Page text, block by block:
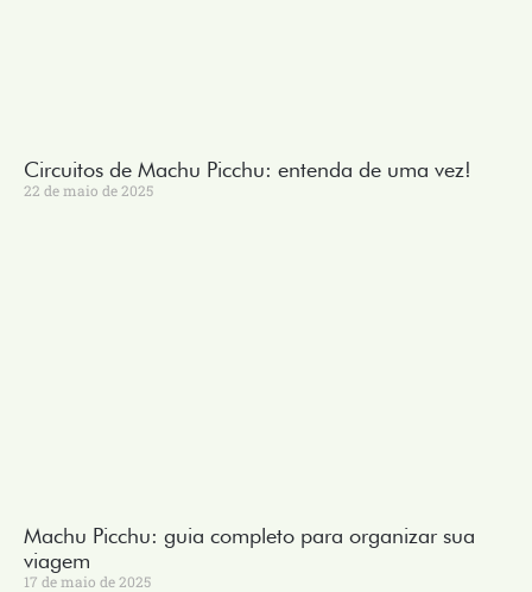
Circuitos de Machu Picchu: entenda de uma vez!
22 de maio de 2025
Machu Picchu: guia completo para organizar sua
viagem
17 de maio de 2025